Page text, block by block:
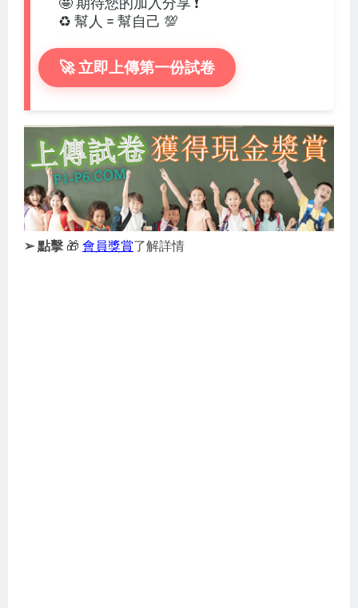
♻️ 幫人 = 幫自己 💯
🚀 立即上傳第一份試卷
➢ 點擊 🎁 會員獎賞了解詳情